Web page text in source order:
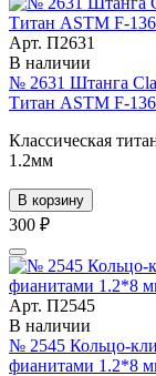
Арт. П2631
В наличии
№ 2631 Штанга
Титан ASTM F-136
Классическая
1.2мм
В корзину
300 ₽
Арт. П2545
В наличии
№ 2545 Кольцо-
фианитами 1.2*8